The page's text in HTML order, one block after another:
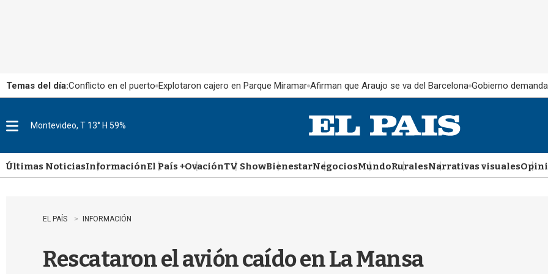
Temas del día:Conflicto en el puerto Explotaron cajero en Parque Miramar Afirman que Araujo se va del Barcelona Gobierno
u
Montevideo, T 13° H 59%
Últimas NoticiasInformaciónEl País +OvaciónTV ShowBienestarNegociosMundoRuralesNarrativas visuales
EL PAÍS INFORMACIÓN
Rescataron el avión caído en La Mansa